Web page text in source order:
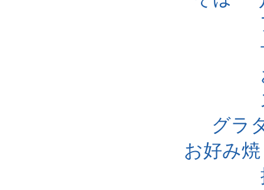
グラ
お好み